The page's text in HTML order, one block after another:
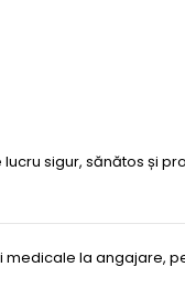
sigur, sănătos și
medicale la angajare,